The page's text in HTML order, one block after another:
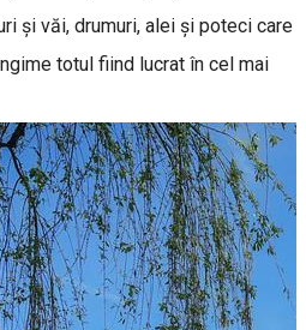
și văi, drumuri, alei și poteci care
totul fiind lucrat în cel mai